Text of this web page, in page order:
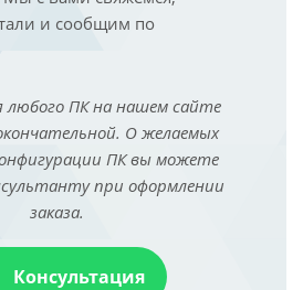
и сообщим по
любого ПК на нашем сайте
О желаемых
ПК вы можете
при оформлении
заказа.
Консультация